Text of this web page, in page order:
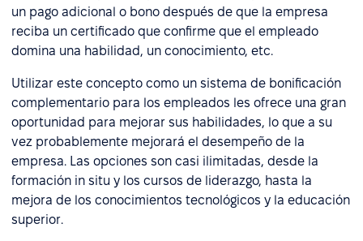
un pago adicional o bono después de que la empresa
reciba un certificado que confirme que el empleado
domina una habilidad, un conocimiento, etc.
Utilizar este concepto como un sistema de bonificación
complementario para los empleados les ofrece una gran
oportunidad para mejorar sus habilidades, lo que a su
vez probablemente mejorará el desempeño de la
empresa. Las opciones son casi ilimitadas, desde la
formación in situ y los cursos de liderazgo, hasta la
mejora de los conocimientos tecnológicos y la educación
superior.